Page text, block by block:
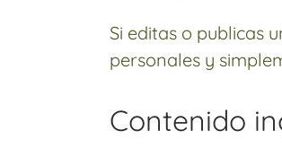
Si editas o publicas
personales y
Contenido